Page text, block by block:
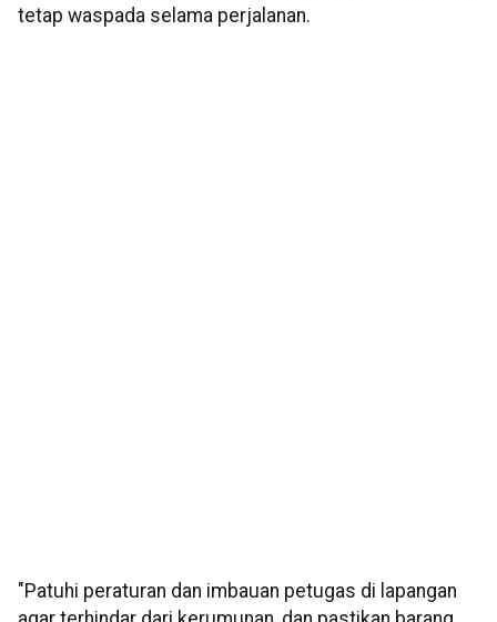
tetap waspada selama perjalanan.
"Patuhi peraturan dan imbauan petugas di lapangan